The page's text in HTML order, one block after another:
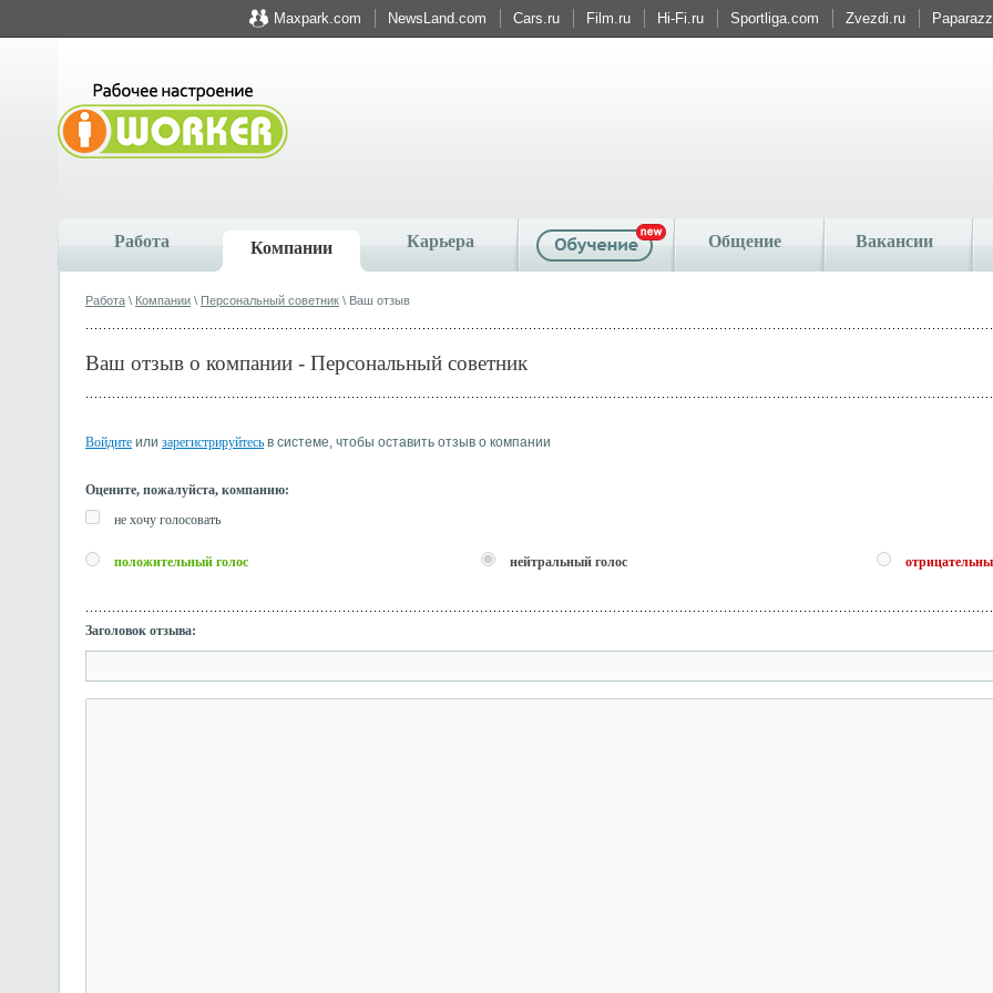
Maxpark.com NewsLand.com Cars.ru Film.ru Hi-Fi.ru Sportliga.com Zvezdi.ru
Работа Компании Карьера Общение Вакансии
Работа \ Компании \ Персональный советник \ Ваш отзыв
Ваш отзыв о компании - Персональный советник
Войдите или зарегистрируйтесь в системе, чтобы оставить отзыв о компании
Оцените, пожалуйста, компанию:
не хочу голосовать
положительный голос нейтральный голос
Заголовок отзыва: